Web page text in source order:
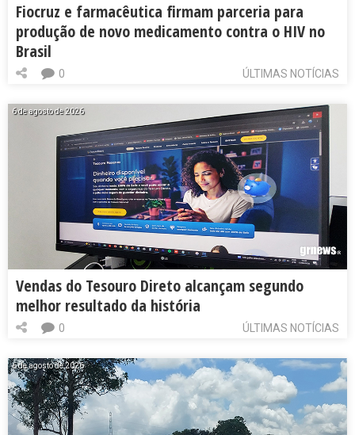
Fiocruz e farmacêutica firmam parceria para
produção de novo medicamento contra o HIV no
Brasil
ÚLTIMAS NOTÍCIAS
0
6 de agosto de 2026
Vendas do Tesouro Direto alcançam segundo
melhor resultado da história
ÚLTIMAS NOTÍCIAS
0
6 de agosto de 2026